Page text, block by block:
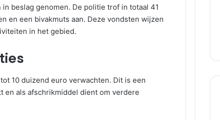
beslag genomen. De politie trof in totaal 41
en een bivakmuts aan. Deze vondsten wijzen
in het gebied.
10 duizend euro verwachten. Dit is een
en als afschrikmiddel dient om verdere